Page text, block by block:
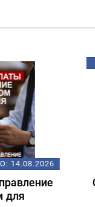
Старт в 1С
для